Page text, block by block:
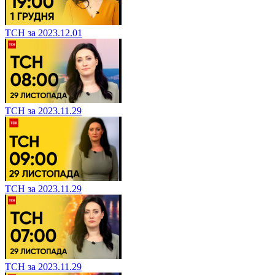
ТСН за 2023.12.01
ТСН за 2023.11.29
ТСН за 2023.11.29
ТСН за 2023.11.29